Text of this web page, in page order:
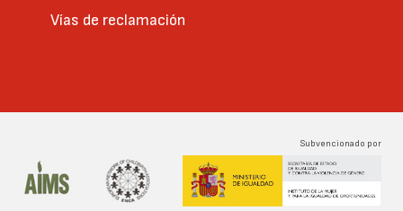
Vías de reclamación
Subvencionado por